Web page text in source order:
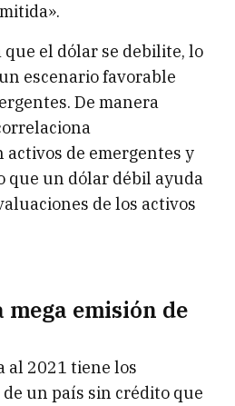
el dólar se debilite, lo
escenario favorable
De manera
de emergentes y
que un dólar débil ayuda
de los activos
mega emisión de
al 2021 tiene los
un país sin crédito que